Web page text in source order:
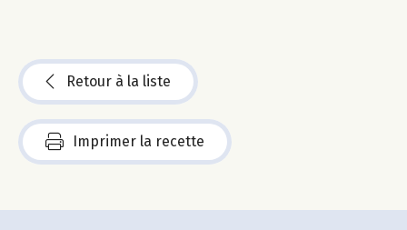
Retour à la liste
Imprimer la recette